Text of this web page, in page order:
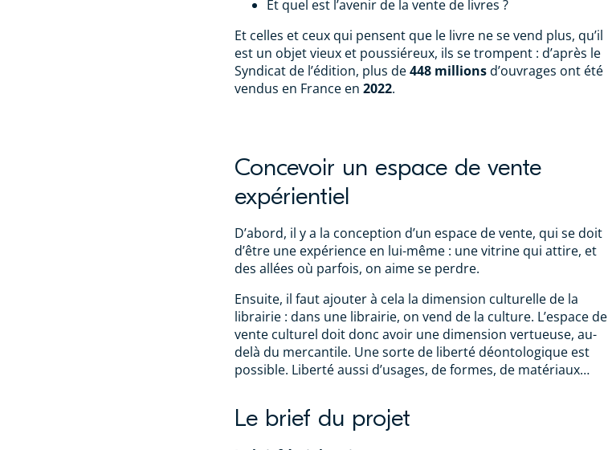
Et quel est l’avenir de la vente de livres ?
Et celles et ceux qui pensent que le livre ne se vend plus, qu’il
est un objet vieux et poussiéreux, ils se trompent : d’après le
Syndicat de l’édition, plus de448 millionsd’ouvrages ont été
vendus en France en 2022.
Concevoir un espace de vente
expérientiel
D’abord, il y a la conception d’un espace de vente, qui se doit
d’être une expérience en lui-même : une vitrine qui attire, et
des allées où parfois, on aime se perdre.
Ensuite, il faut ajouter à cela la dimension culturelle de la
librairie : dans une librairie, on vend de la culture. L’espace de
vente culturel doit donc avoir une dimension vertueuse, au-
delà du mercantile. Une sorte de liberté déontologique est
possible. Liberté aussi d’usages, de formes, de matériaux…
Le brief du projet